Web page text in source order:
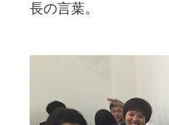
長の言葉。